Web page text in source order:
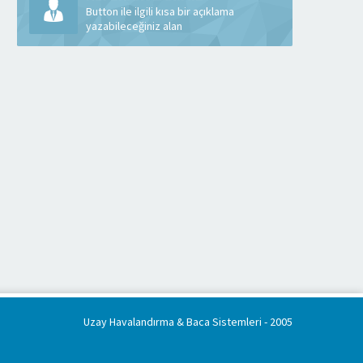
Button ile ilgili kısa bir açıklama
yazabileceğiniz alan
Uzay Havalandırma & Baca Sistemleri - 2005